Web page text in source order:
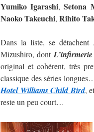
Yumiko Igarashi,Setona
NaokoTakeuchi, Rihito
Dans la liste, se
Mizushiro, dont
original et cohérent, très
classique des séries
Hotel Williams Child Bird,
reste un peu court…